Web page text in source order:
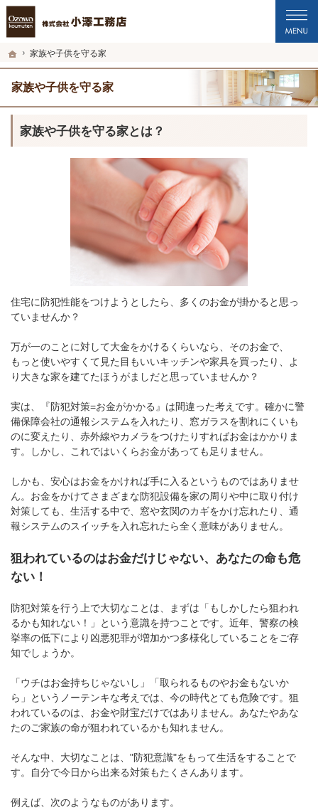
ホーム
家族や子供を守る家
家族や子供を守る家
プロの目線からご提案。福井市・鯖江市・坂井市の注文住宅・新築戸建てを手が
福井市・鯖江市・坂井市の新築・注文住宅・新築戸建てを手がける工務店なら小澤
家族や子供を守る家とは？
住宅に防犯性能をつけようとしたら、多くのお金が掛かると思っ
ていませんか？
万が一のことに対して大金をかけるくらいなら、そのお金で、
もっと使いやすくて見た目もいいキッチンや家具を買ったり、よ
り大きな家を建てたほうがましだと思っていませんか？
実は、『防犯対策=お金がかかる』は間違った考えです。確かに警
備保障会社の通報システムを入れたり、窓ガラスを割れにくいも
のに変えたり、赤外線やカメラをつけたりすればお金はかかりま
す。しかし、これではいくらお金があっても足りません。
しかも、安心はお金をかければ手に入るというものではありませ
ん。お金をかけてさまざまな防犯設備を家の周りや中に取り付け
対策しても、生活する中で、窓や玄関のカギをかけ忘れたり、通
報システムのスイッチを入れ忘れたら全く意味がありません。
狙われているのはお金だけじゃない、あなたの命も危
ない！
防犯対策を行う上で大切なことは、まずは「もしかしたら狙われ
るかも知れない！」という意識を持つことです。近年、警察の検
挙率の低下により凶悪犯罪が増加かつ多様化していることをご存
知でしょうか。
「ウチはお金持ちじゃないし」「取られるものやお金もないか
ら」というノーテンキな考えでは、今の時代とても危険です。狙
われているのは、お金や財宝だけではありません。あなたやあな
たのご家族の命が狙われているかも知れません。
そんな中、大切なことは、"防犯意識"をもって生活をすることで
す。自分で今日から出来る対策もたくさんあります。
例えば、次のようなものがあります。